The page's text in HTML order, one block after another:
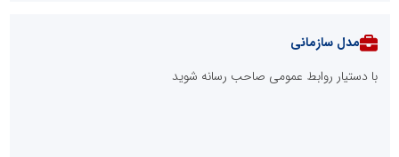
مدل سازمانی
با دستیار روابط عمومی صاحب رسانه شوید